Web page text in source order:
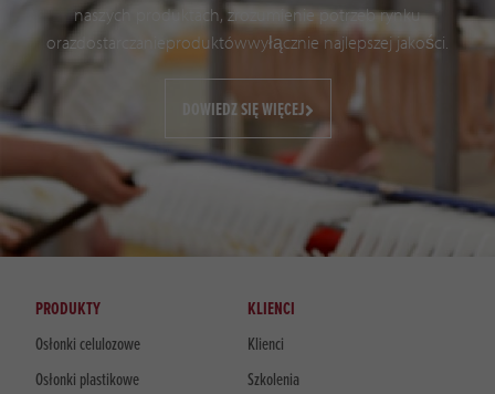
naszych produktach, zrozumienie potrzeb rynku
orazdostarczanieproduktówwyłącznie najlepszej jakości.
DOWIEDZ SIĘ WIĘCEJ
PRODUKTY
Osłonki celulozowe
Osłonki plastikowe
KLIENCI
Klienci
Szkolenia